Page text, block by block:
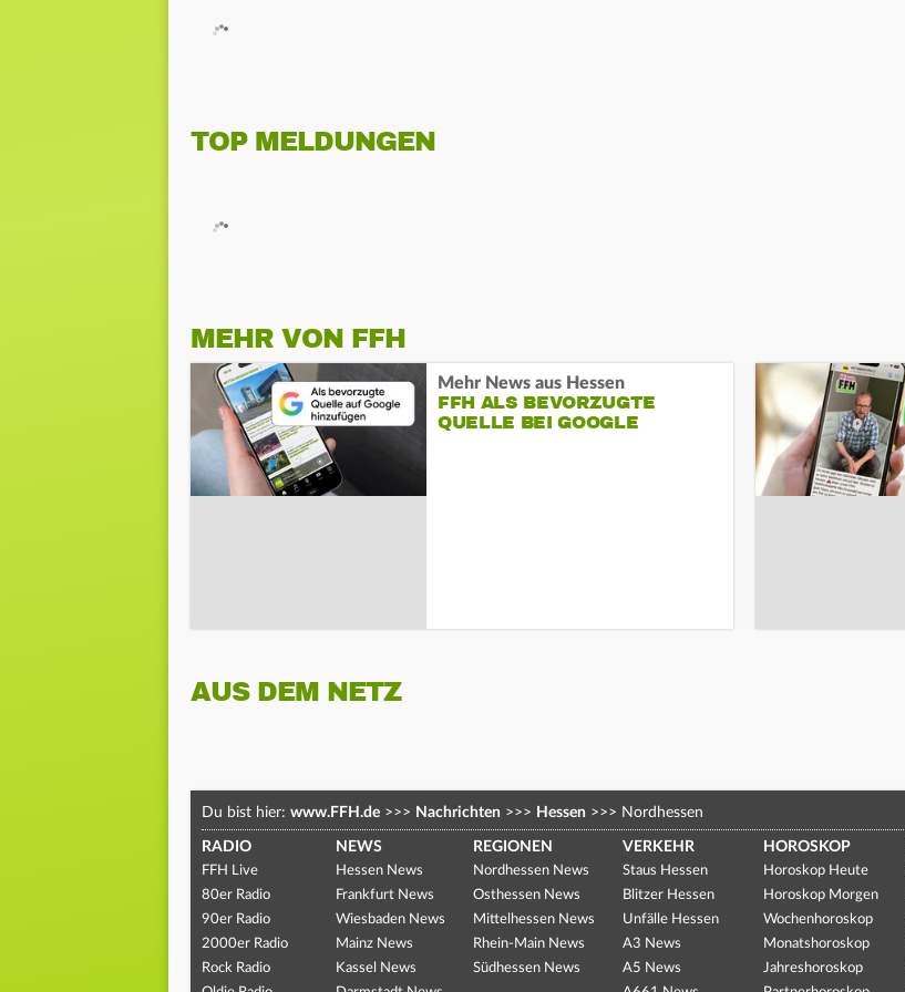
TOP MELDUNGEN
MEHR VON FFH
Mehr News aus Hessen
FFH ALS BEVORZUGTE
QUELLE BEI GOOGLE
AUS DEM NETZ
Du bist hier: www.FFH.de >>> Nachrichten >>> Hessen >>> Nordhessen
RADIO
FFH Live
80er Radio
90er Radio
2000er Radio
Rock Radio
NEWS
Hessen News
Frankfurt News
Wiesbaden News
Mainz News
Kassel News
REGIONEN
Nordhessen News
Osthessen News
Mittelhessen News
Rhein-Main News
Südhessen News
VERKEHR
Staus Hessen
Blitzer Hessen
Unfälle Hessen
A3 News
A5 News
HOROSKOP
Horoskop Heute
Horoskop Morgen
Wochenhoroskop
Monatshoroskop
Jahreshoroskop